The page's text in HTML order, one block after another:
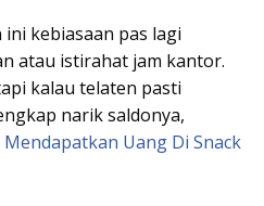
kebiasaan pas lagi
atau istirahat jam kantor.
kalau telaten pasti
narik saldonya,
Mendapatkan Uang Di Snack